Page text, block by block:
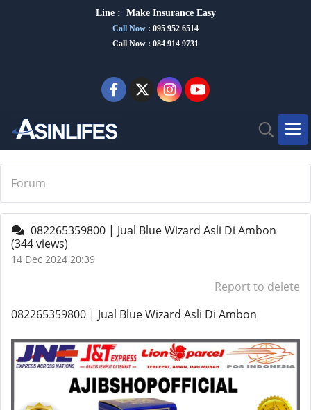
Line : Make Insurance Easy
Call Now : 095 952 6514
Call Now : 084 914 9731
Forum
082265359800 | Jual Blue Wizard Asli Di Ambon
(344 views)
14 Dec 2024 20:39
Report to delete
082265359800 | Jual Blue Wizard Asli Di Ambon